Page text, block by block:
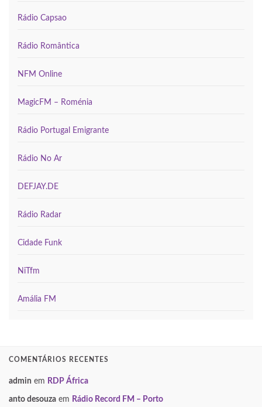
Rádio Capsao
Rádio Romântica
NFM Online
MagicFM – Roménia
Rádio Portugal Emigrante
Rádio No Ar
DEFJAY.DE
Rádio Radar
Cidade Funk
NiTfm
Amália FM
COMENTÁRIOS RECENTES
admin em RDP África
anto desouza em Rádio Record FM – Porto